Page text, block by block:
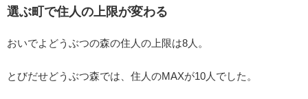
選ぶ町で住人の上限が変わる
おいでよどうぶつの森の住人の上限は8人。
とびだせどうぶつ森では、住人のMAXが10人でした。